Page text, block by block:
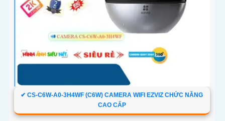
✔ CS-C6W-A0-3H4WF (C6W) CAMERA WIFI EZVIZ CHỨC NĂNG
CAO CẤP